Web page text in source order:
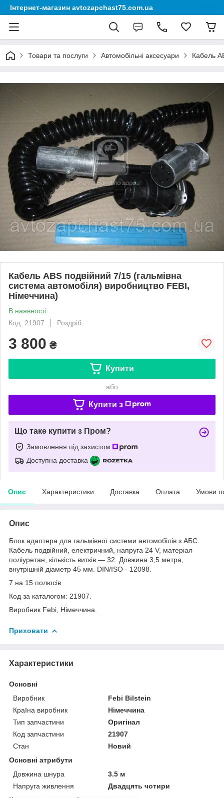
Інтернет-магазин avtozapchast75.com.ua
Товари та послуги Автомобільні аксесуари Кабель
Кабель ABS подвійний 7/15 (гальмівна
система автомобіля) виробництво FEBI,
Німеччина)
В наявності
Код: 21907
Роздріб
3 800 ₴
Купити
або
Купити з
Що таке купити з Пром?
Замовлення під захистом
Доступна доставка
Опис Характеристики Доставка Оплата Умови
Опис
Блок адаптера для гальмівної системи автомобілів з АБС.
Кабель подвійний, електричний, напруга 24 V, матеріал
поліуретан, кількість витків — 32. Довжина 3,5 метра,
внутрішній діаметр 45 мм. DIN/ISO - 12098.
7 на 15 полюсів
Код за каталогом: 21907.
Виробник Febi, Німеччина.
Приховати
Характеристики
Основні
Виробник
Febi Bilstein
Країна виробник
Німеччина
Тип запчастини
Оригінал
Код запчастини
21907
Стан
Новий
Основні атрибути
Довжина шнура
3.5 м
Напруга живлення
Двадцять чотири